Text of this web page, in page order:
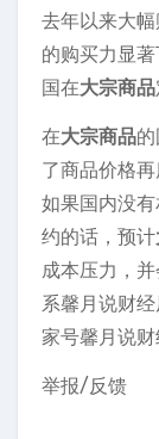
去年以来大
的购买力显
国在大宗商品
在大宗商品
了商品价格
如果国内没
约的话，预计
成本压力，
系馨月说财
家号馨月说财
举报/反馈